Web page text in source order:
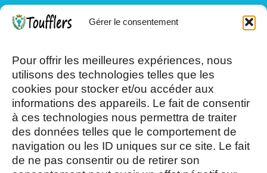
Gérer le consentement
Pour offrir les meilleures expériences, nous
utilisons des technologies telles que les
cookies pour stocker et/ou accéder aux
informations des appareils. Le fait de consentir
à ces technologies nous permettra de traiter
des données telles que le comportement de
navigation ou les ID uniques sur ce site. Le fait
de ne pas consentir ou de retirer son
13h30/17h15
Mercredi et Samedi : 8h- 12h